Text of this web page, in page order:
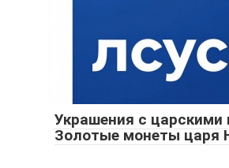
Украшения с царскими
Золотые монеты царя